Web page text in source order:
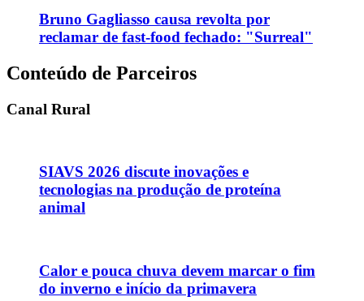
Bruno Gagliasso causa revolta por
reclamar de fast-food fechado: "Surreal"
Conteúdo de Parceiros
Canal Rural
SIAVS 2026 discute inovações e
tecnologias na produção de proteína
animal
Calor e pouca chuva devem marcar o fim
do inverno e início da primavera